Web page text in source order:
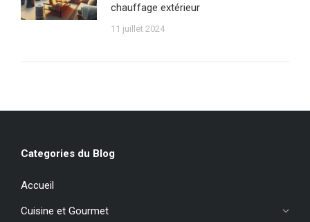
chauffage extérieur
11 juillet 2024
Categories du Blog
Accueil
Cuisine et Gourmet